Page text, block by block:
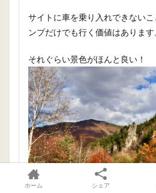
サイトに車を乗り入れできない
ンプだけでも行く価値はあります
それぐらい景色がほんと良い！
ホーム シェア